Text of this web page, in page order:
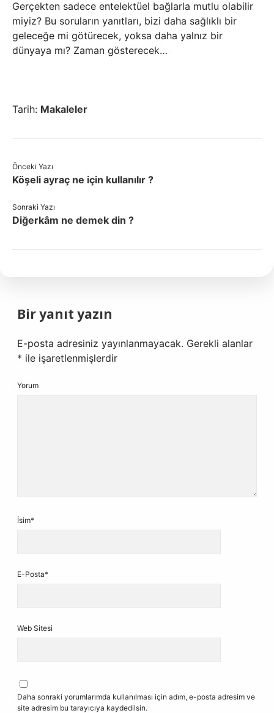
Gerçekten sadece entelektüel bağlarla mutlu olabilir
miyiz? Bu soruların yanıtları, bizi daha sağlıklı bir
geleceğe mi götürecek, yoksa daha yalnız bir
dünyaya mı? Zaman gösterecek…
Tarih: Makaleler
Önceki Yazı
Köşeli ayraç ne için kullanılır ?
Sonraki Yazı
Diğerkâm ne demek din ?
Bir yanıt yazın
E-posta adresiniz yayınlanmayacak. Gerekli alanlar
* ile işaretlenmişlerdir
Yorum
İsim*
E-Posta*
Web Sitesi
Daha sonraki yorumlarımda kullanılması için adım, e-posta adresim ve
site adresim bu tarayıcıya kaydedilsin.